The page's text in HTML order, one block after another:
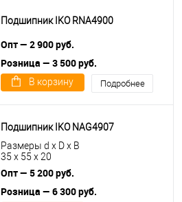
Подшипник IKO RNA4900
Опт — 2 900 руб.
Розница — 3 500 руб.
В корзину Подробнее
Подшипник IKO NAG4907
Размеры d x D x B
35 x 55 x 20
Опт — 5 200 руб.
Розница — 6 300 руб.